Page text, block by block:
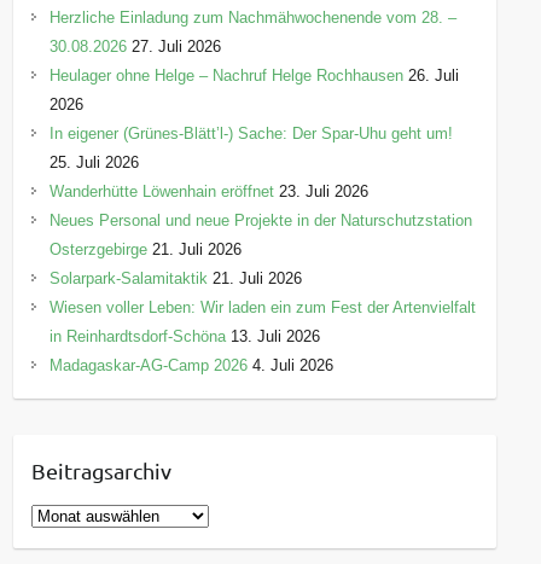
Herzliche Einladung zum Nachmähwochenende vom 28. –
30.08.2026 27. Juli 2026
Heulager ohne Helge – Nachruf Helge Rochhausen 26. Juli
2026
In eigener (Grünes-Blätt’l-) Sache: Der Spar-Uhu geht um!
25. Juli 2026
Wanderhütte Löwenhain eröffnet 23. Juli 2026
Neues Personal und neue Projekte in der Naturschutzstation
Osterzgebirge 21. Juli 2026
Solarpark-Salamitaktik 21. Juli 2026
Wiesen voller Leben: Wir laden ein zum Fest der Artenvielfalt
in Reinhardtsdorf-Schöna 13. Juli 2026
Madagaskar-AG-Camp 2026 4. Juli 2026
Beitragsarchiv
B
e